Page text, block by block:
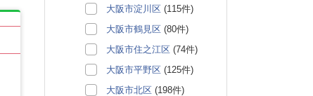
大阪市淀川区 (115件)
大阪市鶴見区 (80件)
大阪市住之江区 (74件)
大阪市平野区 (125件)
大阪市北区 (198件)